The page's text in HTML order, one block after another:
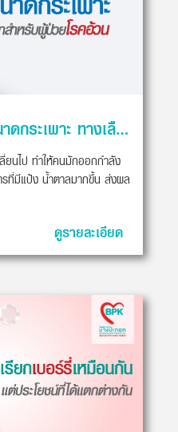
ผ่าตัดส่องกล้องลดขนาดกระเพาะ ทางเลือกสำหรับผู้ป่วยโรคอ้วน
ยนไป ทำให้คนมักออกกำลัง
ที่มีแป้ง น้ำตาลมากขึ้น ส่งผล
ดูรายละเอียด